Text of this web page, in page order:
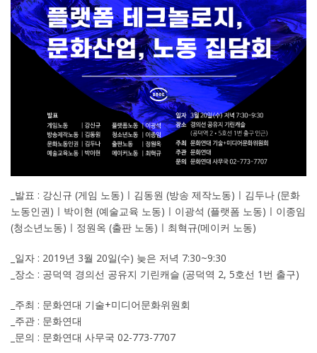
_발표 : 강신규 (게임 노동)ㅣ김동원 (방송 제작노동)ㅣ김두나 (문화
노동인권)ㅣ박이현 (예술교육 노동)ㅣ이광석 (플랫폼 노동)ㅣ이종임
(청소년노동)ㅣ정원옥 (출판 노동)ㅣ최혁규(메이커 노동)
_일자 : 2019년 3월 20일(수) 늦은 저녁 7:30~9:30
_장소 : 공덕역 경의선 공유지 기린캐슬 (공덕역 2, 5호선 1번 출구)
_주최 : 문화연대 기술+미디어문화위원회
_주관 : 문화연대
_문의 : 문화연대 사무국 02-773-7707